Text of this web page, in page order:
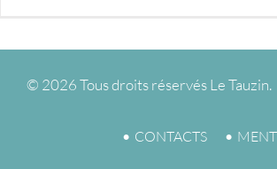
© 2026 Tous droits réservés Le Tauzin.
CONTACTS